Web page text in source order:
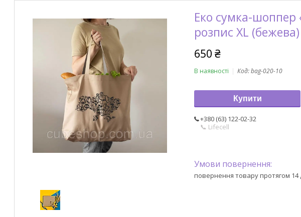
Еко сумка-шоппер
розпис XL (бежева)
650 ₴
В наявності Код:bag-020-10
Купити
+380 (63) 122-02-32
📞 Lifecell
повернення товару протягом 14